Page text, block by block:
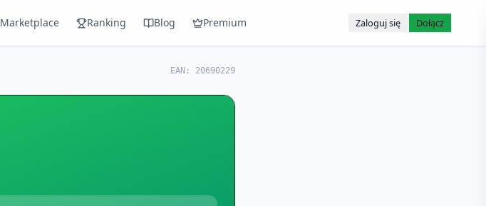
Marketplace Ranking Blog Premium Zaloguj się Dołącz
EAN: 20690229